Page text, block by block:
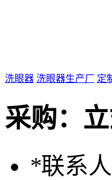
洗眼器 洗眼器生产厂 定
采购：
*联系人